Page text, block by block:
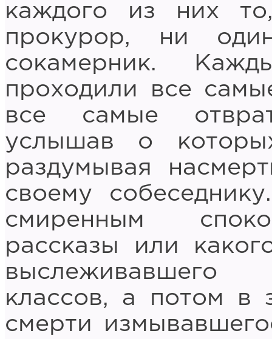
каждого из них
прокурор, ни
сокамерник.
проходили все
все самые
услышав о
раздумывая
своему
смиренным
рассказы или
выслеживавшего
классов, а потом в
смерти